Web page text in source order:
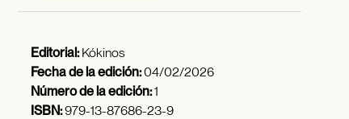
Editorial:Kókinos
Fecha de la edición:04/02/2026
Número de la edición:1
ISBN:979-13-87686-23-9